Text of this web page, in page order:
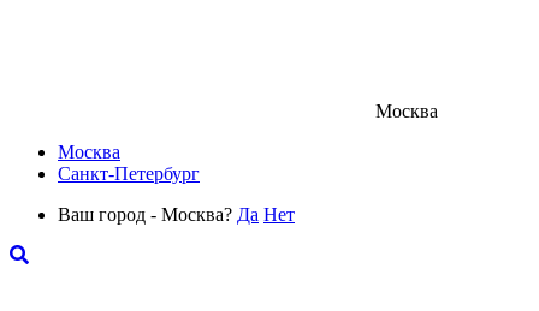
Москва
Москва
Санкт-Петербург
Ваш город - Москва? Да Нет